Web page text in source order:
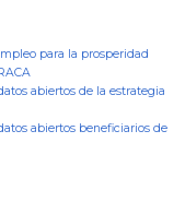
para la prosperidad
abiertos de la estrategia
abiertos beneficiarios de